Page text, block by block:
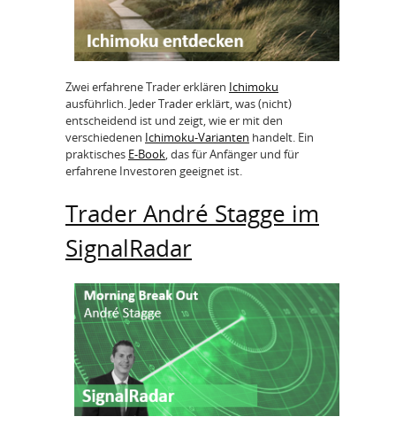
Zwei erfahrene Trader erklären Ichimoku
ausführlich. Jeder Trader erklärt, was (nicht)
entscheidend ist und zeigt, wie er mit den
verschiedenen Ichimoku-Varianten handelt. Ein
praktisches E-Book, das für Anfänger und für
erfahrene Investoren geeignet ist.
Trader André Stagge im
SignalRadar